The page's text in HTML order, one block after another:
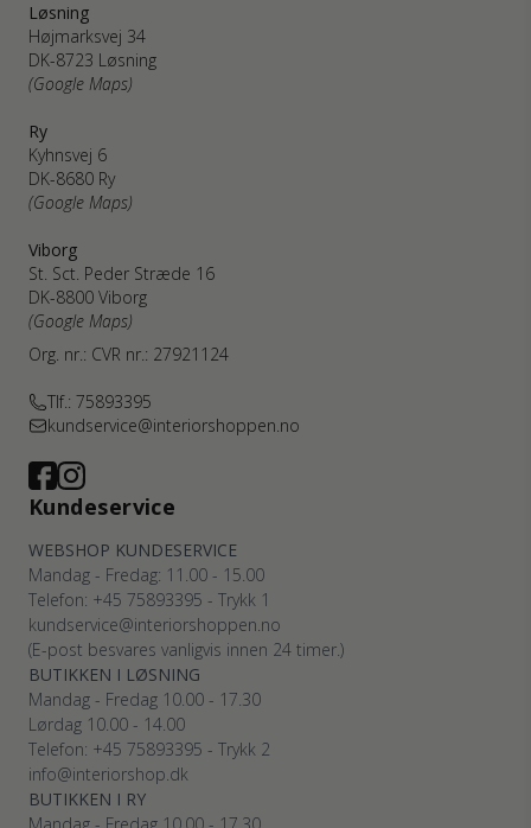
Løsning
Højmarksvej 34
DK-8723 Løsning
(Google Maps)
Ry
Kyhnsvej 6
DK-8680 Ry
(Google Maps)
Viborg
St. Sct. Peder Stræde 16
DK-8800 Viborg
(Google Maps)
Org. nr.: CVR nr.: 27921124
Tlf.: 75893395
kundservice@interiorshoppen.no
Kundeservice
WEBSHOP KUNDESERVICE
Mandag - Fredag: 11.00 - 15.00
Telefon: +45 75893395 - Trykk 1
kundservice@interiorshoppen.no
(E-post besvares vanligvis innen 24 timer.)
BUTIKKEN I LØSNING
Mandag - Fredag 10.00 - 17.30
Lørdag 10.00 - 14.00
Telefon: +45 75893395 - Trykk 2
info@interiorshop.dk
BUTIKKEN I RY